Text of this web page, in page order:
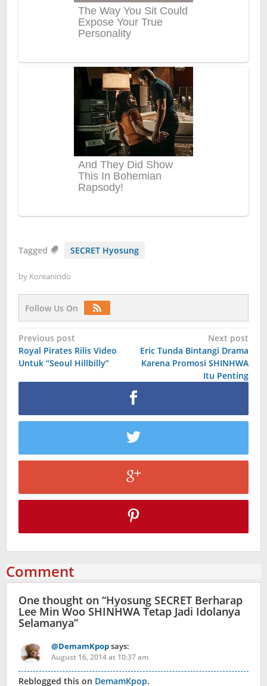
Tagged SECRET Hyosung
by Koreanindo
Follow Us On
Post
navigation
Previous post
Royal Pirates Rilis Video
Untuk “Seoul Hillbilly”
Next post
Eric Tunda Bintangi Drama
Karena Promosi SHINHWA
Itu Penting
Comment
One thought on “Hyosung SECRET Berharap
Lee Min Woo SHINHWA Tetap Jadi Idolanya
Selamanya”
@DemamKpopsays:
August 16, 2014 at 10:37 am
Reblogged this on DemamKpop.